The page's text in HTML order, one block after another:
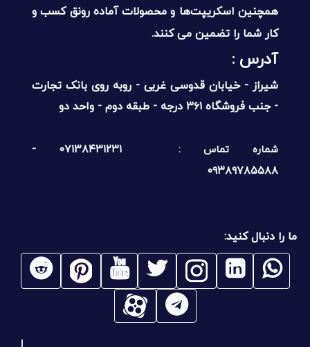
همچنین اسکریپت‌ها و محصولات آماده رونق کسب و
کار شما را تضمین می کنند.
آدرس :‌
شیراز - خیابان قدوسی غربی - روبه روی بانک تجارت
- جنب فروشگاه ۳۶۱ درجه - طبقه دوم - واحد دو
شماره تماس :
۰۷۱۳۸۴۳۱۲۳۱ -
۰۹۳۸۹۷۸۵۵۸۸
ما را دنبال کنید: